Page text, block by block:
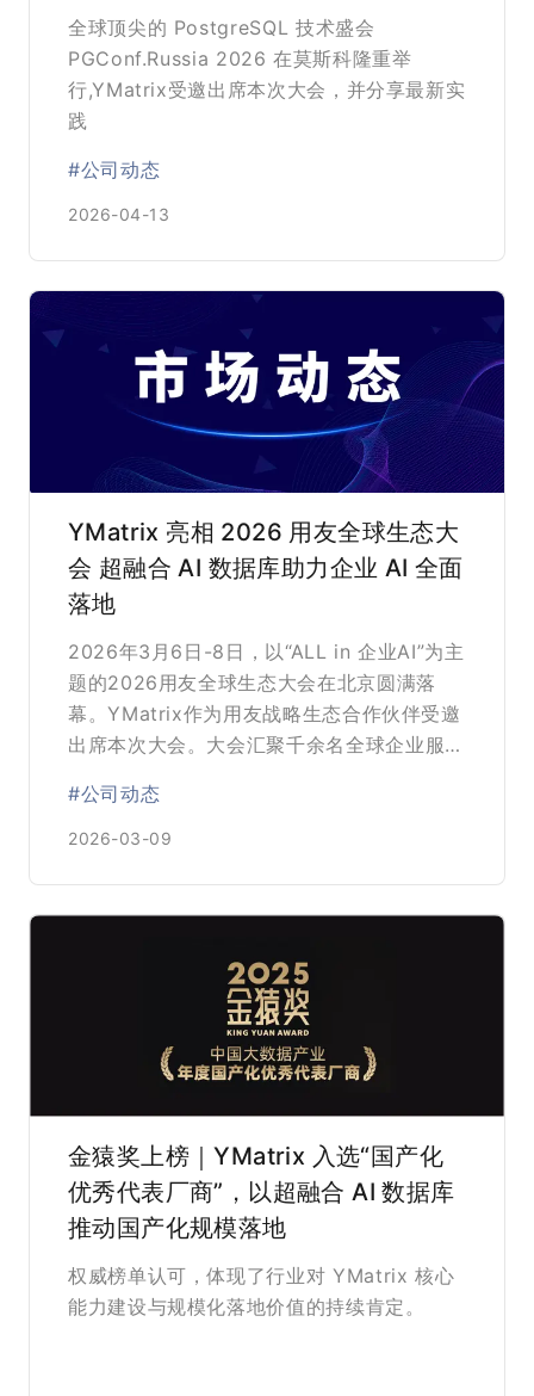
架构
全球顶尖的 PostgreSQL 技术盛会
PGConf.Russia 2026 在莫斯科隆重举
行,YMatrix受邀出席本次大会，并分享最新实
践
#公司动态
2026-04-13
YMatrix 亮相 2026 用友全球生态大
会 超融合 AI 数据库助力企业 AI 全面
落地
2026年3月6日-8日，以“ALL in 企业AI”为主
题的2026用友全球生态大会在北京圆满落
幕。YMatrix作为用友战略生态合作伙伴受邀
出席本次大会。大会汇聚千余名全球企业服务
户代表，以企业AI落地为核心锚点，深度解读
用友BIP企业AI战略落地路径，共探产业智能
#公司动态
2026-03-09
金猿奖上榜｜YMatrix 入选“国产化
优秀代表厂商”，以超融合 AI 数据库
推动国产化规模落地
权威榜单认可，体现了行业对 YMatrix 核心
能力建设与规模化落地价值的持续肯定。